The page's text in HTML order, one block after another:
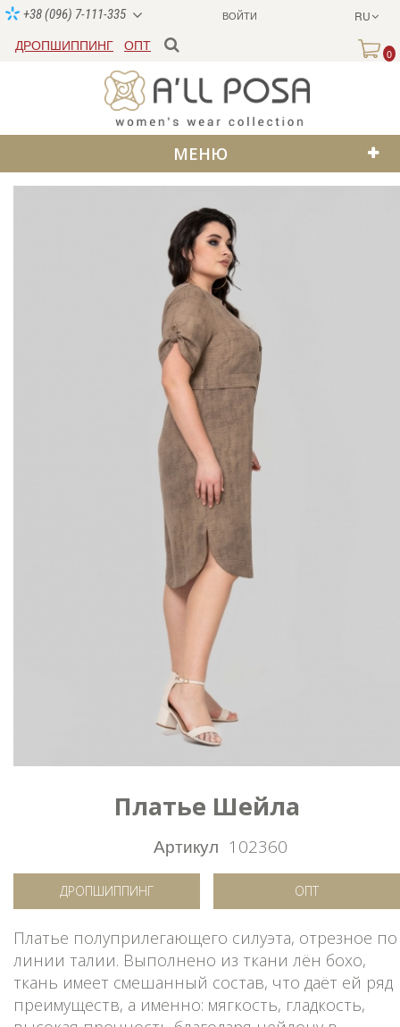
ВОЙТИ RU
+38 (096) 7-111-335
ДРОПШИППИНГ ОПТ
0
МЕНЮ
Платье Шейла
Артикул 102360
ДРОПШИППИНГ ОПТ
Платье полуприлегающего силуэта, отрезное по
линии талии. Выполнено из ткани лён бохо,
ткань имеет смешанный состав, что даёт ей ряд
преимуществ, а именно: мягкость, гладкость,